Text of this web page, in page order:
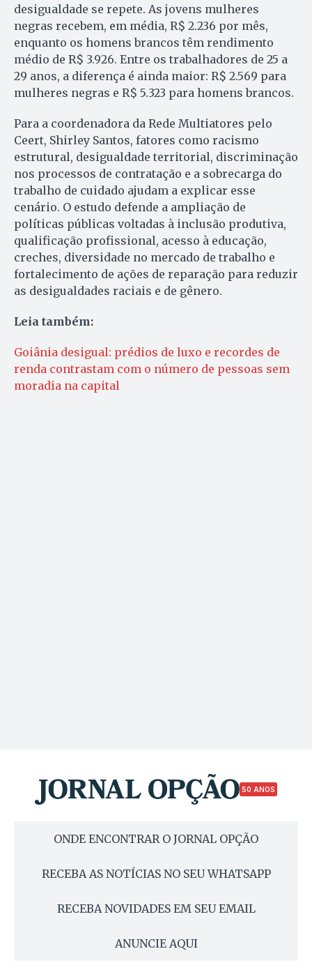
desigualdade se repete. As jovens mulheres
negras recebem, em média, R$ 2.236 por mês,
enquanto os homens brancos têm rendimento
médio de R$ 3.926. Entre os trabalhadores de 25 a
29 anos, a diferença é ainda maior: R$ 2.569 para
mulheres negras e R$ 5.323 para homens brancos.
Para a coordenadora da Rede Multiatores pelo
Ceert, Shirley Santos, fatores como racismo
estrutural, desigualdade territorial, discriminação
nos processos de contratação e a sobrecarga do
trabalho de cuidado ajudam a explicar esse
cenário. O estudo defende a ampliação de
políticas públicas voltadas à inclusão produtiva,
qualificação profissional, acesso à educação,
creches, diversidade no mercado de trabalho e
fortalecimento de ações de reparação para reduzir
as desigualdades raciais e de gênero.
Leia também:
Goiânia desigual: prédios de luxo e recordes de
renda contrastam com o número de pessoas sem
moradia na capital
50 ANOS
ONDE ENCONTRAR O JORNAL OPÇÃO
RECEBA AS NOTÍCIAS NO SEU WHATSAPP
RECEBA NOVIDADES EM SEU EMAIL
ANUNCIE AQUI